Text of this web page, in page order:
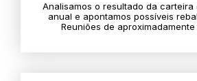
Analisamos o resultado da carteira
anual e apontamos possíveis
Reuniões de